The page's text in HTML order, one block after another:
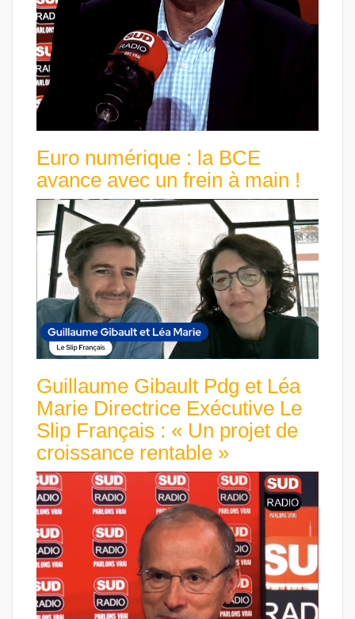
Euro numérique : la BCE
avance avec un frein à main !
Guillaume Gibault Pdg et Léa
Marie Directrice Exécutive Le
Slip Français : « Un projet de
croissance rentable »